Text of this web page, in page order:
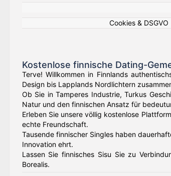
Cookies & DSGVO
Kostenlose finnische Dating-
Terve! Willkommen in Finnlands
Design bis Lapplands Nordlichtern
Ob Sie in Tamperes Industrie, Turkus
Natur und den finnischen Ansatz für
Erleben Sie unsere völlig kostenlose
echte Freundschaft.
Tausende finnischer Singles haben
Innovation ehrt.
Lassen Sie finnisches Sisu Sie zu
Borealis.